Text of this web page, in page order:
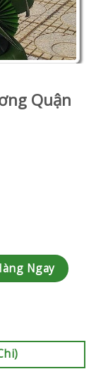
Quận
| QC-LKT30
Ngay